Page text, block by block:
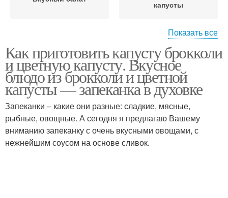
капусты
и
Суфле с брокколи и
Суп с брокколи и Пюре с брокколи и
Показать все
Как приготовить капусту брокколи
и цветную капусту. Вкусное
блюдо из брокколи и цветной
капусты — запеканка в духовке
Запеканки – какие они разные: сладкие, мясные,
рыбные, овощные. А сегодня я предлагаю Вашему
вниманию запеканку с очень вкусными овощами, с
нежнейшим соусом на основе сливок.